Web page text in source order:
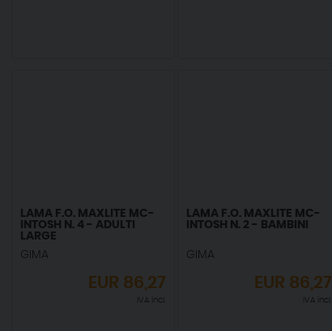
LAMA F.O. MAXLITE MC-
INTOSH N. 4 - ADULTI
LARGE
GIMA
EUR 86,27
IVA incl.
LAMA F.O. MAXLITE MC-
INTOSH N. 2 - BAMBINI
GIMA
EUR 86,27
IVA incl.